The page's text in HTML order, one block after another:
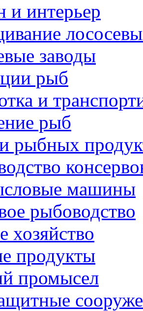
и интерьер
заводы
рыб
и
рыб
рыбных
машины
рыбоводство
хозяйство
продукты
промысел